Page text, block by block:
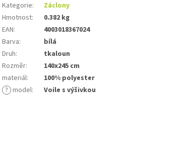
Kategorie:
Záclony
Hmotnost:
0.382 kg
EAN:
4003018367024
Barva:
bílá
Druh:
tkaloun
Rozměr:
140x245 cm
materiál:
100% polyester
? model: Voile s výšivkou